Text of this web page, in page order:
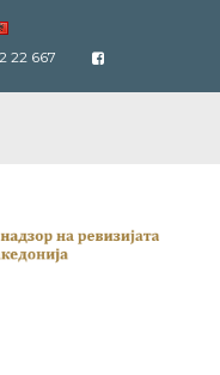
22 667